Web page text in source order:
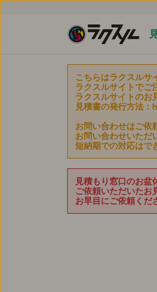
こちらはラクスルサ
ラクスルサイトでご
ラクスルサイトのお
見積書の発行方法
お問い合わせはご依
お問い合わせいただ
短納期での対応はで
見積もり窓口のお盆
ご依頼いただいたお
お早目にご依頼くだ